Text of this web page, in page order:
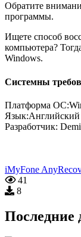
Обратите
программы.
Ищете способ
компьютера?
Windows.
Системны
Платформа ОС:
Язык:Английский
Разработчик: Demi
iMyFone
41
8
Последние